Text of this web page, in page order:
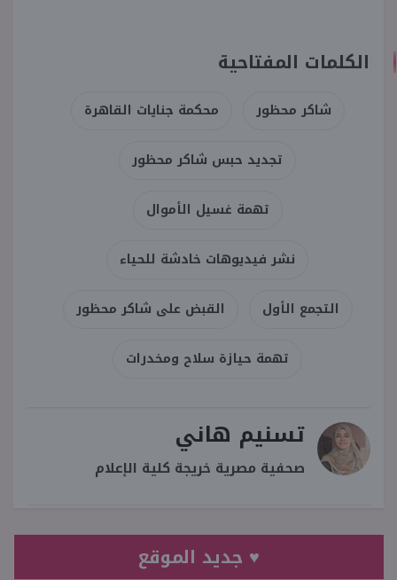
الكلمات المفتاحية
شاكر محظور محكمة جنايات القاهرة
تجديد حبس شاكر محظور
تهمة غسيل الأموال
نشر فيديوهات خادشة للحياء
التجمع الأول القبض على شاكر محظور
تهمة حيازة سلاح ومخدرات
تسنيم هاني
صحفية مصرية خريجة كلية الإعلام
♥ جديد الموقع